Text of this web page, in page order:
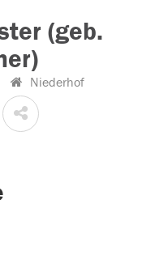
(geb.
Niederhof